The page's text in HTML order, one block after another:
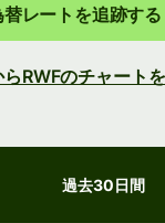
替レートを追跡する
RWFのチャート
過去30日間